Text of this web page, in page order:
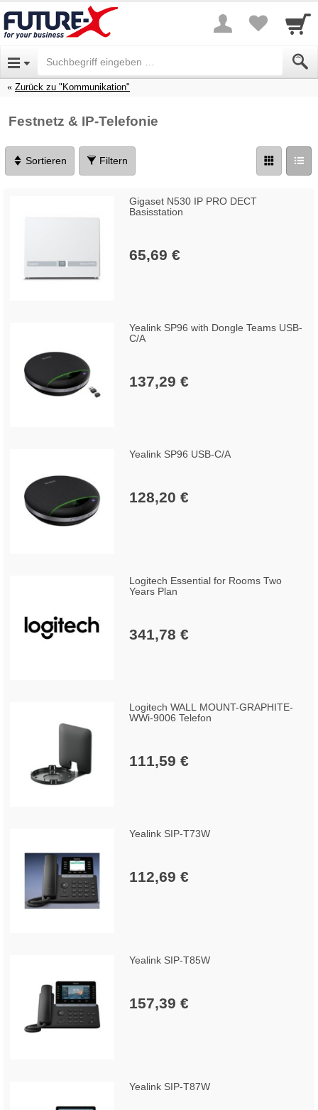
Zurück zu "Kommunikation"
Festnetz & IP-Telefonie
Sortieren Filtern
Gigaset N530 IP PRO DECT
Basisstation
65,69 €
Yealink SP96 with Dongle Teams USB-
C/A
137,29 €
Yealink SP96 USB-C/A
128,20 €
Logitech Essential for Rooms Two
Years Plan
341,78 €
Logitech WALL MOUNT-GRAPHITE-
WWi-9006 Telefon
111,59 €
Yealink SIP-T73W
112,69 €
Yealink SIP-T85W
157,39 €
Yealink SIP-T87W